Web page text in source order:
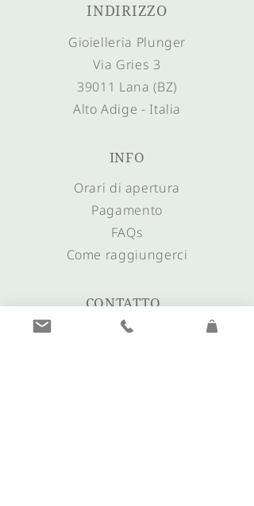
INDIRIZZO
Gioielleria Plunger
Via Gries 3
39011 Lana (BZ)
Alto Adige - Italia
INFO
Orari di apertura
Pagamento
FAQs
Come raggiungerci
CONTATTO
+39 0473 561635